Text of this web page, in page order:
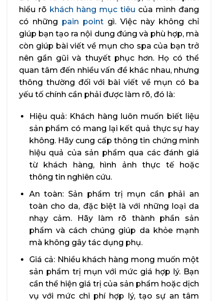
hiểu rõ khách hàng mục tiêu của mình đang
có những pain point gì. Việc này không chỉ
giúp bạn tạo ra nội dung đúng và phù hợp, mà
còn giúp bài viết về mụn cho spa của bạn trở
nên gần gũi và thuyết phục hơn. Họ có thể
quan tâm đến nhiều vấn đề khác nhau, nhưng
thông thường đối với bài viết về mụn có ba
yếu tố chính cần phải được làm rõ, đó là:
Hiệu quả: Khách hàng luôn muốn biết liệu
sản phẩm có mang lại kết quả thực sự hay
không. Hãy cung cấp thông tin chứng minh
hiệu quả của sản phẩm qua các đánh giá
từ khách hàng, hình ảnh thực tế hoặc
thông tin nghiên cứu.
An toàn: Sản phẩm trị mụn cần phải an
toàn cho da, đặc biệt là với những loại da
nhạy cảm. Hãy làm rõ thành phần sản
phẩm và cách chúng giúp da khỏe mạnh
mà không gây tác dụng phụ.
Giá cả: Nhiều khách hàng mong muốn một
sản phẩm trị mụn với mức giá hợp lý. Bạn
cần thể hiện giá trị của sản phẩm hoặc dịch
vụ với mức chi phí hợp lý, tạo sự an tâm